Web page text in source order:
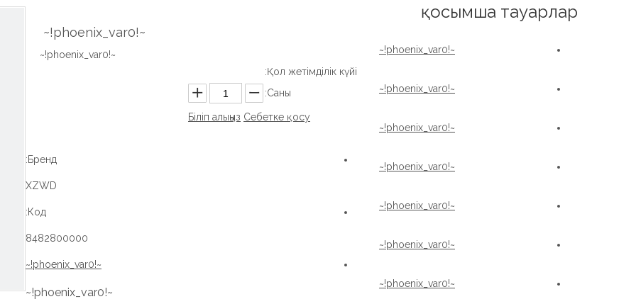
~!phoenix_var0!~
~!phoenix_var0!~
Қол жетімділік күйі:
Саны:
Біліп алыңыз Себетке қосу
Бренд:
XZWD
Код:
8482800000
~!phoenix_var0!~
~!phoenix_var0!~
қосымша тауарлар
~!phoenix_var0!~
~!phoenix_var0!~
~!phoenix_var0!~
~!phoenix_var0!~
~!phoenix_var0!~
~!phoenix_var0!~
~!phoenix_var0!~